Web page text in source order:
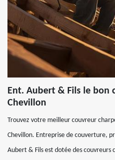
Ent. Aubert & Fils le bon
Chevillon
Trouvez votre meilleur couvreur
Chevillon. Entreprise de couverture,
Aubert & Fils est dotée des